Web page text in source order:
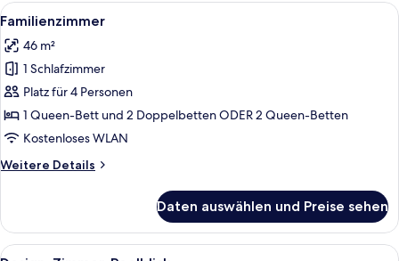
Alle
Fotos
für
Familienzimmer
anzeigen
Familienzimmer | Hochwertige
4
Familienzimmer
46 m²
1 Schlafzimmer
Platz für 4 Personen
1 Queen-Bett und 2 Doppelbetten ODER 2 Queen-Betten
Kostenloses WLAN
Weitere Details
Weitere
Daten auswählen und Preise sehen
Alle
Ein Poolbereich mit einer Treppe,